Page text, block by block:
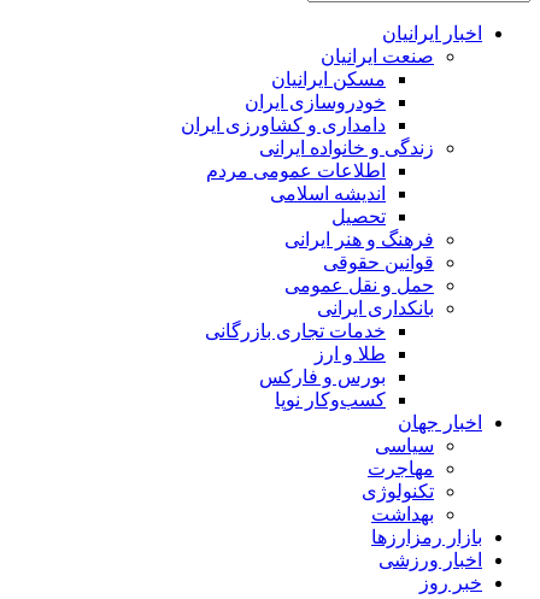
اخبار ایرانیان
صنعت ایرانیان
مسکن ایرانیان
خودروسازی ایران
دامداری و کشاورزی ایران
زندگی و خانواده ایرانی
اطلاعات عمومی مردم
اندیشه اسلامی
تحصیل
فرهنگ و هنر ایرانی
قوانین حقوقی
حمل و نقل عمومی
بانکداری ایرانی
خدمات تجاری بازرگانی
طلا و ارز
بورس و فارکس
کسب‌وکار نوپا
اخبار جهان
سیاسی
مهاجرت
تکنولوژی
بهداشت
بازار رمزارزها
اخبار ورزشی
خبر روز